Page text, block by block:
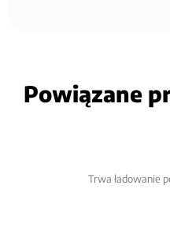
Powiązane
Trwa ładowanie